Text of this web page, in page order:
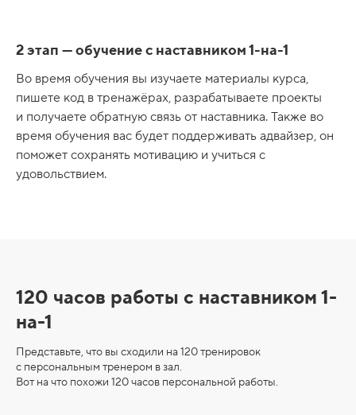
2 этап — обучение с наставником 1-на-1
Во время обучения вы изучаете материалы курса,
пишете код в тренажёрах, разрабатываете проекты
и получаете обратную связь от наставника. Также во
время обучения вас будет поддерживать адвайзер, он
поможет сохранять мотивацию и учиться с
удовольствием.
120 часов работы с наставником 1-
на-1
Представьте, что вы сходили на 120 тренировок
с персональным тренером в зал.
Вот на что похожи 120 часов персональной работы.